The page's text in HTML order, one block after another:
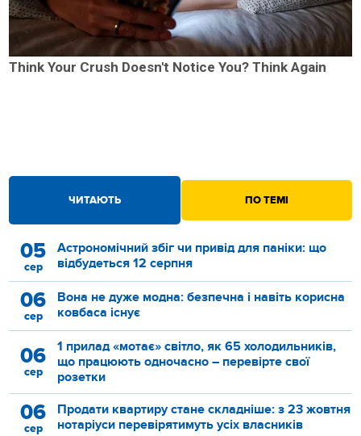
ЧИТАЮТЬ ПО ТЕМІ
05
сер
Астрономічний збіг чи привід для паніки: що
відбудеться 12 серпня
06
сер
Вона не дуже модна: безпечна і навіть корисна
ковбаса існує
06
сер
1 прилад «мотає» світло, як 65 холодильників,
що працюють одночасно – перевірте свої
розетки
06
сер
Продати квартиру стане складніше: з 23 жовтня
нотаріуси перевірятимуть усіх власників
Think Your Crush Doesn't Notice You? Think Again